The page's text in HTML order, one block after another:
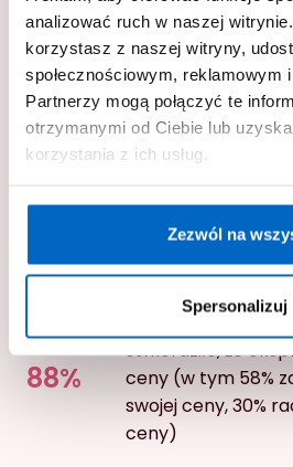
analizować ruch w naszej
korzystasz z naszej witryny,
społecznościowym, reklamowym
Partnerzy mogą połączyć te
otrzymanymi od Ciebie lub
korzystania z ich usług.
Zezwól na
Spersonalizuj
92%
rodziców
potwierdziło, że
w czystości jest
92%
rodziców biorących
stwierdziło, że
Advanced się
poprzedniej
metody
88%
rodziców
stwierdziło, że
ceny (w tym 58%
swojej ceny, 30%
ceny)